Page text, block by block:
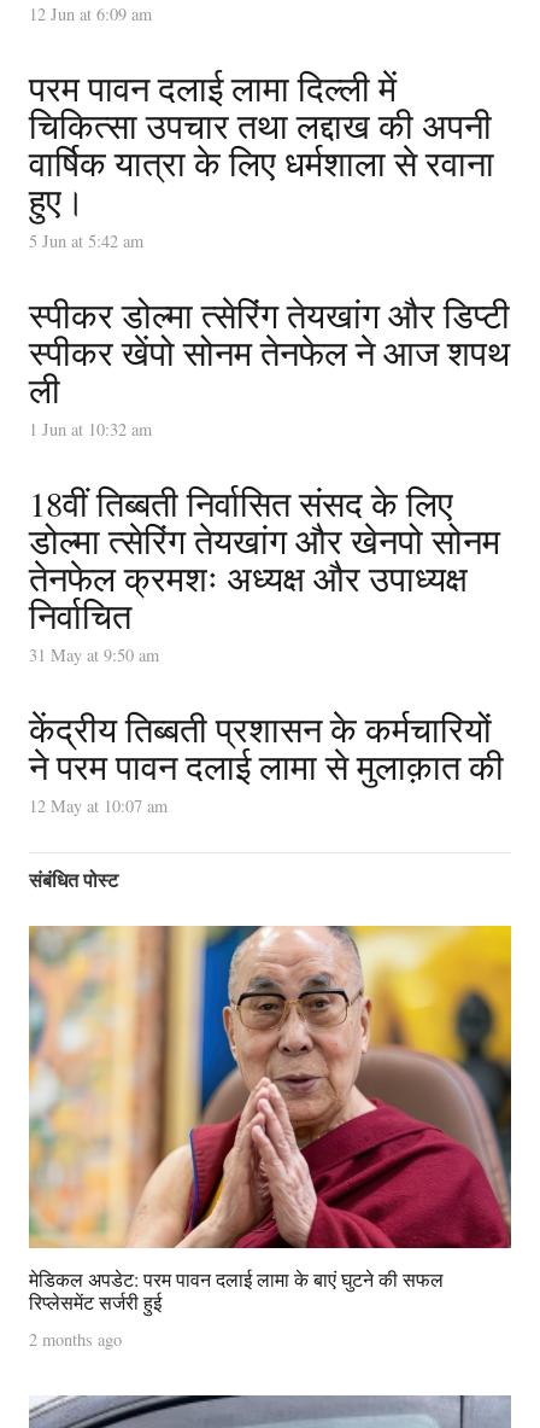
12 Jun at 6:09 am
परम पावन दलाई लामा दिल्ली में
चिकित्सा उपचार तथा लद्दाख की अपनी
वार्षिक यात्रा के लिए धर्मशाला से रवाना
हुए।
5 Jun at 5:42 am
स्पीकर डोल्मा त्सेरिंग तेयखांग और डिप्टी
स्पीकर खेंपो सोनम तेनफेल ने आज शपथ
ली
1 Jun at 10:32 am
18वीं तिब्बती निर्वासित संसद के लिए
डोल्मा त्सेरिंग तेयखांग और खेनपो सोनम
तेनफेल क्रमशः अध्यक्ष और उपाध्यक्ष
निर्वाचित
31 May at 9:50 am
केंद्रीय तिब्बती प्रशासन के कर्मचारियों
ने परम पावन दलाई लामा से मुलाक़ात की
12 May at 10:07 am
संबंधित पोस्ट
मेडिकल अपडेट: परम पावन दलाई लामा के बाएं घुटने की सफल
रिप्लेसमेंट सर्जरी हुई
2 months ago